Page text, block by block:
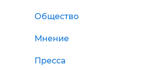
Общество
Мнение
Пресса